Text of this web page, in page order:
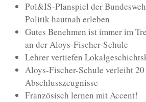
Pol&IS-Planspiel der
Politik hautnah erleben
Gutes Benehmen ist immer im
an der Aloys-Fischer-Schule
Lehrer vertiefen
Aloys-Fischer-Schule verleiht
Abschlusszeugnisse
Französisch lernen mit Accent!